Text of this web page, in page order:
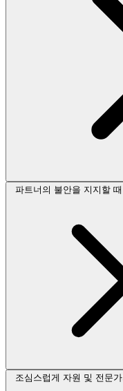
파트너의 불안을 지지할
조심스럽게 자원 및 전문